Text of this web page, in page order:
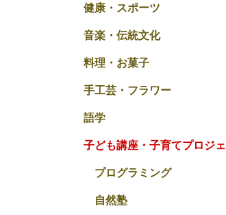
健康・スポーツ
音楽・伝統文化
料理・お菓子
手工芸・フラワー
語学
子ども講座・子育てプロジ
プログラミング
自然塾